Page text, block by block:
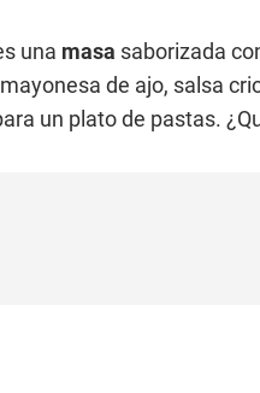
una masa saborizada
de ajo, salsa
un plato de pastas.